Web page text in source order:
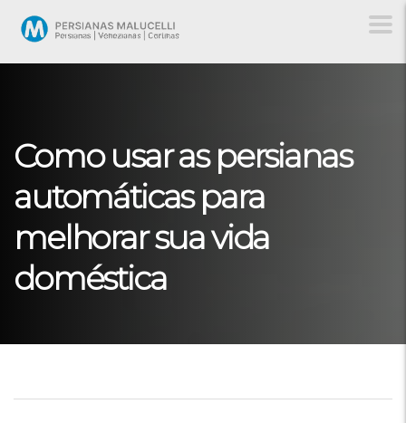
Como usar as persianas
automáticas para
melhorar sua vida
doméstica